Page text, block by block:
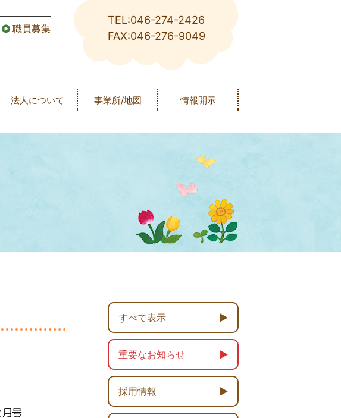
職員募集
TEL:046-274-2426
FAX:046-276-9049
法人について 事業所/地図 情報開示
すべて表示
重要なお知らせ
採用情報